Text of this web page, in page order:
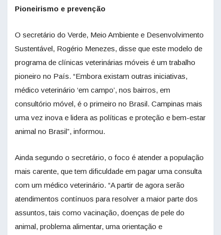
Pioneirismo e prevenção
O secretário do Verde, Meio Ambiente e Desenvolvimento
Sustentável, Rogério Menezes, disse que este modelo de
programa de clínicas veterinárias móveis é um trabalho
pioneiro no País. “Embora existam outras iniciativas,
médico veterinário ‘em campo’, nos bairros, em
consultório móvel, é o primeiro no Brasil. Campinas mais
uma vez inova e lidera as políticas e proteção e bem-estar
animal no Brasil”, informou.
Ainda segundo o secretário, o foco é atender a população
mais carente, que tem dificuldade em pagar uma consulta
com um médico veterinário. “A partir de agora serão
atendimentos contínuos para resolver a maior parte dos
assuntos, tais como vacinação, doenças de pele do
animal, problema alimentar, uma orientação e